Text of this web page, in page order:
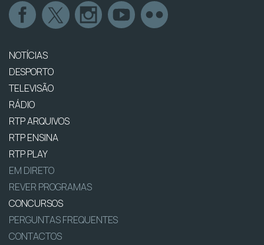
NOTÍCIAS
DESPORTO
TELEVISÃO
RÁDIO
RTP ARQUIVOS
RTP ENSINA
RTP PLAY
EM DIRETO
REVER PROGRAMAS
CONCURSOS
PERGUNTAS FREQUENTES
CONTACTOS